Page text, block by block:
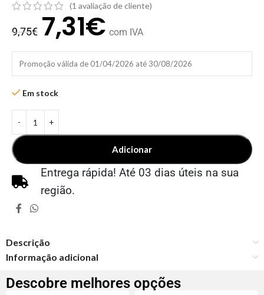
(1 avaliação de cliente)
9,75€ 7,31€ com IVA
Promoção válida de 01/04/2026 até 30/08/2026
Em stock
Adicionar
Entrega rápida! Até 03 dias úteis na sua
região.
Descrição
Informação adicional
Descobre melhores opções